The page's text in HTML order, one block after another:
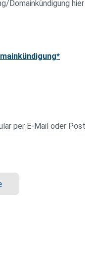
Domainkündigung hier
per E-Mail oder Post